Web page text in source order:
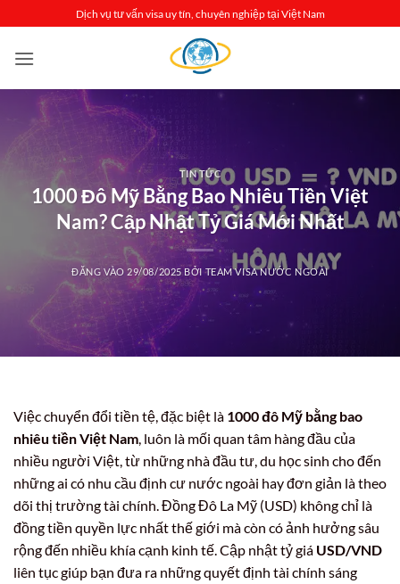
qua
nội
Dịch vụ tư vấn visa uy tín, chuyên nghiệp tại Việt Nam
TIN TỨC
1000 Đô Mỹ Bằng Bao Nhiêu Tiền Việt
Nam? Cập Nhật Tỷ Giá Mới Nhất
ĐĂNG VÀO 29/08/2025 BỞITEAM VISA NƯỚC NGOÀI
Việc chuyển đổi tiền tệ, đặc biệt là 1000 đô Mỹ bằng bao
nhiêu tiền Việt Nam, luôn là mối quan tâm hàng đầu của
nhiều người Việt, từ những nhà đầu tư, du học sinh cho đến
những ai có nhu cầu định cư nước ngoài hay đơn giản là theo
dõi thị trường tài chính. Đồng Đô La Mỹ (USD) không chỉ là
đồng tiền quyền lực nhất thế giới mà còn có ảnh hưởng sâu
rộng đến nhiều khía cạnh kinh tế. Cập nhật tỷ giá USD/VND
liên tục giúp bạn đưa ra những quyết định tài chính sáng